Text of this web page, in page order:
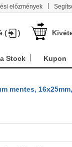
előzmények
( )
Stock Kupon
mentes, 16x25mm,